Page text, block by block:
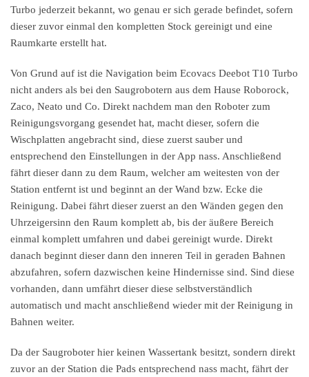
Turbo jederzeit bekannt, wo genau er sich gerade befindet, sofern
dieser zuvor einmal den kompletten Stock gereinigt und eine
Raumkarte erstellt hat.
Von Grund auf ist die Navigation beim Ecovacs Deebot T10 Turbo
nicht anders als bei den Saugrobotern aus dem Hause Roborock,
Zaco, Neato und Co. Direkt nachdem man den Roboter zum
Reinigungsvorgang gesendet hat, macht dieser, sofern die
Wischplatten angebracht sind, diese zuerst sauber und
entsprechend den Einstellungen in der App nass. Anschließend
fährt dieser dann zu dem Raum, welcher am weitesten von der
Station entfernt ist und beginnt an der Wand bzw. Ecke die
Reinigung. Dabei fährt dieser zuerst an den Wänden gegen den
Uhrzeigersinn den Raum komplett ab, bis der äußere Bereich
einmal komplett umfahren und dabei gereinigt wurde. Direkt
danach beginnt dieser dann den inneren Teil in geraden Bahnen
abzufahren, sofern dazwischen keine Hindernisse sind. Sind diese
vorhanden, dann umfährt dieser diese selbstverständlich
automatisch und macht anschließend wieder mit der Reinigung in
Bahnen weiter.
Da der Saugroboter hier keinen Wassertank besitzt, sondern direkt
zuvor an der Station die Pads entsprechend nass macht, fährt der